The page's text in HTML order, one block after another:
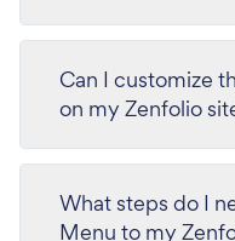
Can I customize
on my Zenfolio
What steps do I
Menu to my